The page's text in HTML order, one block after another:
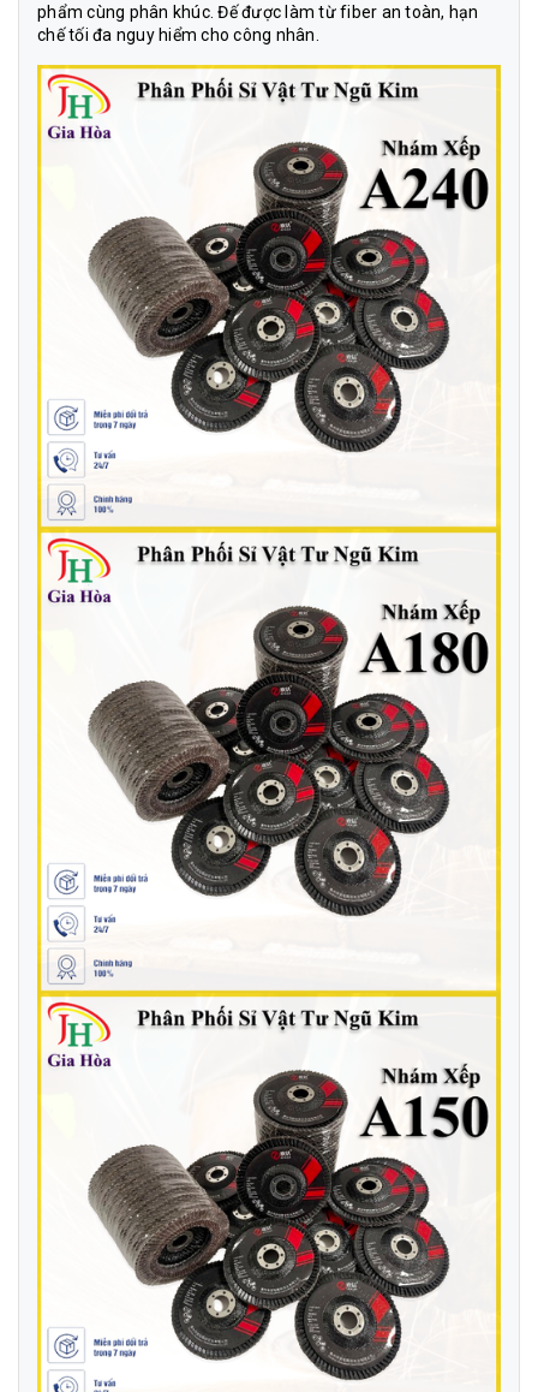
phẩm cùng phân khúc. Đế được làm từ fiber an toàn, hạn
chế tối đa nguy hiểm cho công nhân.